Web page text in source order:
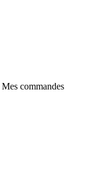
Mes commandes